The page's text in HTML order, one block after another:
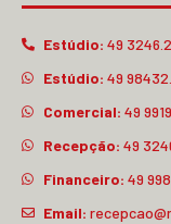
Estúdio: 49
Estúdio: 49
Comercial: 49
Recepção: 49
Financeiro: 49
Email: